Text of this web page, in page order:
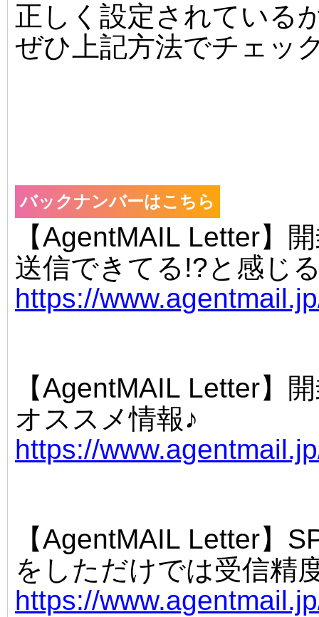
正しく設定されている
ぜひ上記方法でチェッ
バックナンバーはこちら
【AgentMAIL Letter】
送信できてる!?と感じ
https://
【AgentMAIL Letter】
オススメ情報♪
https://
【AgentMAIL Letter】
をしただけでは受信精
https://